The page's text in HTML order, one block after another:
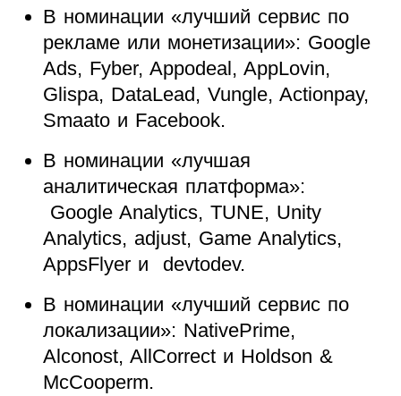
В номинации «лучший сервис по
рекламе или монетизации»: Google
Ads, Fyber, Appodeal, AppLovin,
Glispa, DataLead, Vungle, Actionpay,
Smaato и Facebook.
В номинации «лучшая
аналитическая платформа»:
Google Analytics, TUNE, Unity
Analytics, adjust, Game Analytics,
AppsFlyer и devtodev.
В номинации «лучший сервис по
локализации»: NativePrime,
Alconost, AllCorrect и Holdson &
McCooperm.